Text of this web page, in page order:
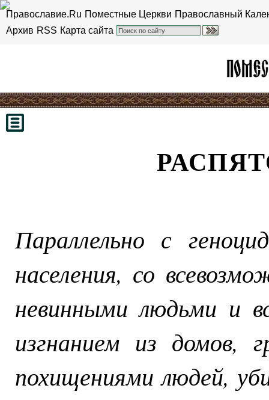
Православие.Ru Поместные Церкви Православный
Архив RSS Карта сайта
Параллельно с
населения, со
невинными людьми и
изгнанием из домов,
похищениями людей,